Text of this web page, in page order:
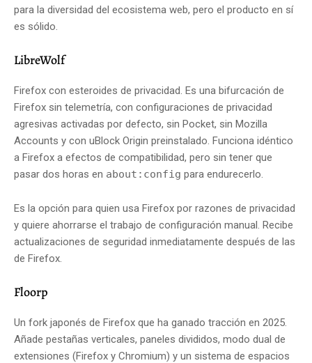
para la diversidad del ecosistema web, pero el producto en sí
es sólido.
LibreWolf
Firefox con esteroides de privacidad. Es una bifurcación de
Firefox sin telemetría, con configuraciones de privacidad
agresivas activadas por defecto, sin Pocket, sin Mozilla
Accounts y con uBlock Origin preinstalado. Funciona idéntico
a Firefox a efectos de compatibilidad, pero sin tener que
pasar dos horas en about:config para endurecerlo.
Es la opción para quien usa Firefox por razones de privacidad
y quiere ahorrarse el trabajo de configuración manual. Recibe
actualizaciones de seguridad inmediatamente después de las
de Firefox.
Floorp
Un fork japonés de Firefox que ha ganado tracción en 2025.
Añade pestañas verticales, paneles divididos, modo dual de
extensiones (Firefox y Chromium) y un sistema de espacios